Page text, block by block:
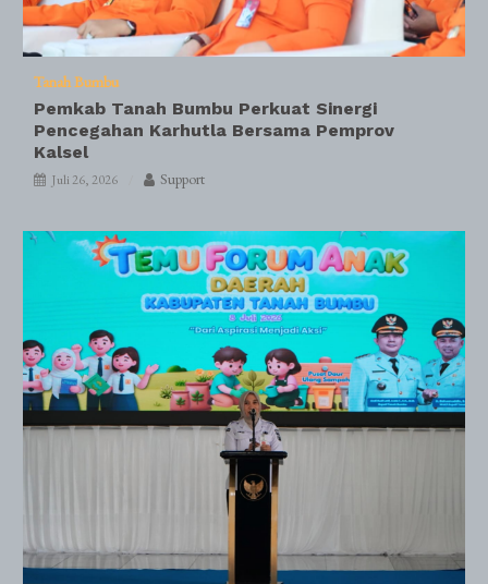
Tanah Bumbu
Pemkab Tanah Bumbu Perkuat Sinergi
Pencegahan Karhutla Bersama Pemprov
Kalsel
Juli 26, 2026 Support